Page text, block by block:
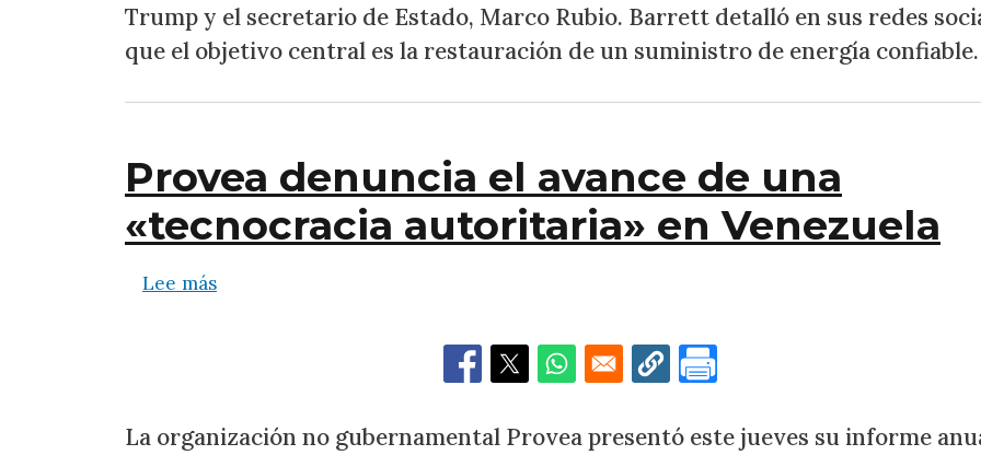
Trump y el secretario de Estado, Marco Rubio. Barrett detalló en sus redes
que el objetivo central es la restauración de un suministro de energía confiable.
Provea denuncia el avance de una
«tecnocracia autoritaria» en Venezuela
Lee mássobre Provea denuncia el avance de una «tecnocracia autoritaria» en Venezuela
La organización no gubernamental Provea presentó este jueves su informe